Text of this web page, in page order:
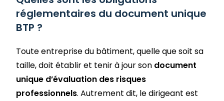
réglementaires du document unique
BTP ?
Toute entreprise du bâtiment, quelle que soit sa
taille, doit établir et tenir à jour son document
unique d’évaluation des risques
professionnels. Autrement dit, le dirigeant est